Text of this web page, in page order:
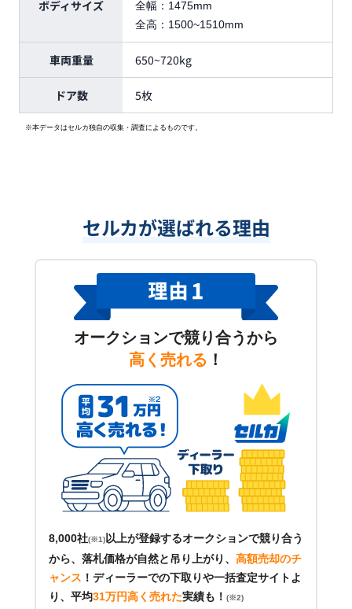
ボディサイズ
全幅： 1475mm
全高： 1500~1510mm
車両重量 650~720kg
ドア数 5枚
※本データはセルカ独自の収集・調査によるものです。
セルカが選ばれる理由
オークションで競り合うから
高く売れる ！
8,000社(※1) 以上が登録するオークションで競り合う
から、落札価格が自然と吊り上がり、 高額売却のチ
ャンス ！ ディーラーでの下取りや一括査定サイトよ
り、平均31万円高く売れた実績も！ (※2)